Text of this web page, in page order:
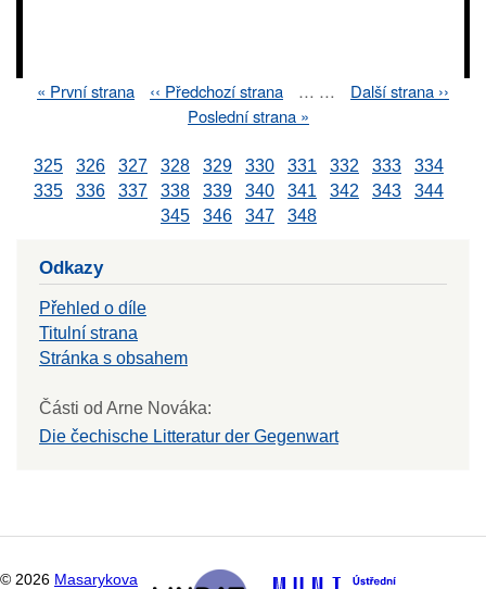
First
« První strana
Previous
‹‹ Předchozí strana … …
Next
Další strana ››
Last
Poslední strana »
325 326 327 328 329 330 331 332 333
334
335
336 337 338 339 340 341 342 343
344
345
346 347 348
Odkazy
Přehled o díle
Titulní strana
Stránka s obsahem
Části od Arne Nováka:
Die čechische Litteratur der Gegenwart
© 2026 Masarykova